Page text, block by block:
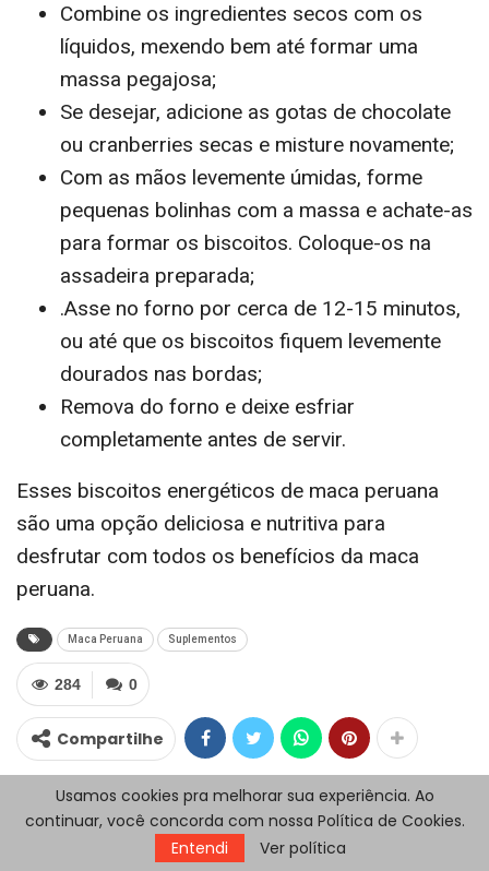
Combine os ingredientes secos com os
líquidos, mexendo bem até formar uma
massa pegajosa;
Se desejar, adicione as gotas de chocolate
ou cranberries secas e misture novamente;
Com as mãos levemente úmidas, forme
pequenas bolinhas com a massa e achate-as
para formar os biscoitos. Coloque-os na
assadeira preparada;
.Asse no forno por cerca de 12-15 minutos,
ou até que os biscoitos fiquem levemente
dourados nas bordas;
Remova do forno e deixe esfriar
completamente antes de servir.
Esses biscoitos energéticos de maca peruana
são uma opção deliciosa e nutritiva para
desfrutar com todos os benefícios da maca
peruana.
Maca Peruana Suplementos
0
284
Compartilhe
Usamos cookies pra melhorar sua experiência. Ao
continuar, você concorda com nossa Política de Cookies.
Entendi
Ver política